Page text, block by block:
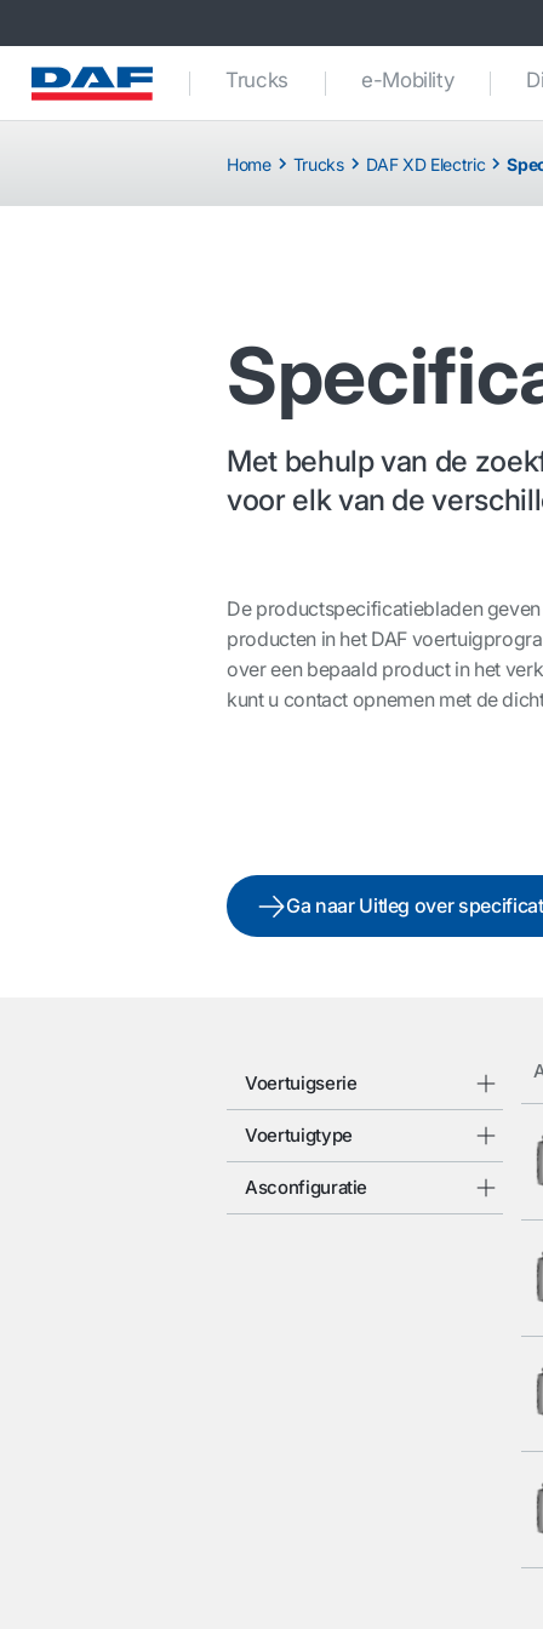
Trucks e-Mobility
Home Trucks DAF XD Electric
Met behulp van de
voor elk van de
De productspecificatiebladen
producten in het DAF
over een bepaald product in het
kunt u contact opnemen met de
Ga naar Uitleg over
Voertuigserie
Voertuigtype
Asconfiguratie